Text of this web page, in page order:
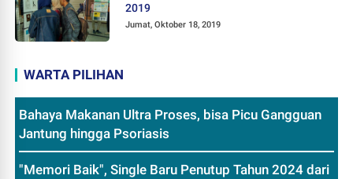
2019
Jumat, Oktober 18, 2019
WARTA PILIHAN
Bahaya Makanan Ultra Proses, bisa Picu Gangguan
Jantung hingga Psoriasis
"Memori Baik", Single Baru Penutup Tahun 2024 dari